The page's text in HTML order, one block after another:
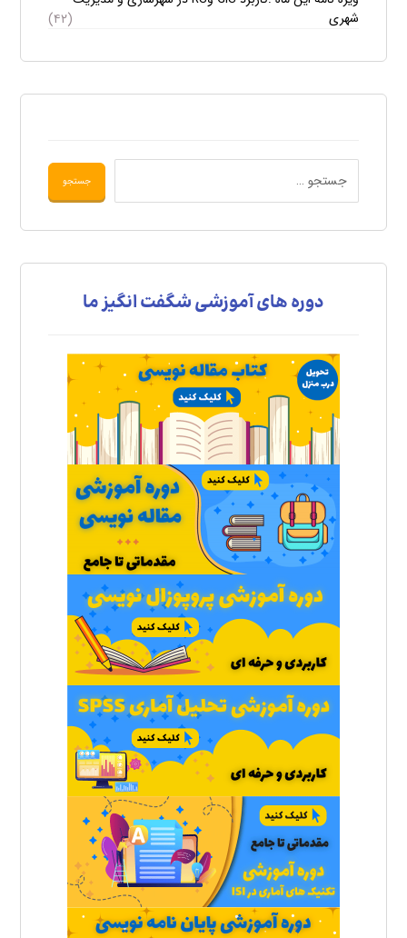
شهری
(۴۲)
دوره های آموزشی شگفت انگیز ما